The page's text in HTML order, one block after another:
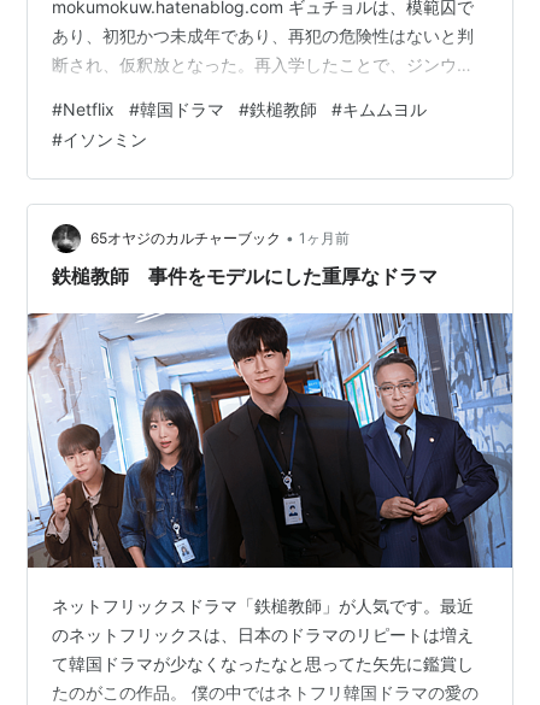
mokumokuw.hatenablog.com ギュチョルは、模範囚で
あり、初犯かつ未成年であり、再犯の危険性はないと判
断され、仮釈放となった。再入学したことで、ジンウォ
た。（すべては、支持率をのために教権保護局を解体さ
せたい未来大韓党代表国会議員ファン・ギテの仕業。 ）
教権保護局では、ハンリムがギュチョルの仮釈放につい
て問題視していた。最短の刑期を満たした瞬間に仮釈放
となり、委員会が承認するやいなや再入学が許可され
た。まるで計画していたかのように不自然…
#Netflix #韓国ドラマ #鉄槌教師 #キムムヨル
#イソンミン
65オヤジのカルチャーブック • 1ヶ月前
鉄槌教師 事件をモデルにした重厚なドラマ
ネットフリックスドラマ「鉄槌教師」が人気です。最近
のネットフリックスは、日本のドラマのリピートは増え
て韓国ドラマが少なくなったなと思ってた矢先に鑑賞し
たのがこの作品。 僕の中ではネトフリ韓国ドラマの愛の